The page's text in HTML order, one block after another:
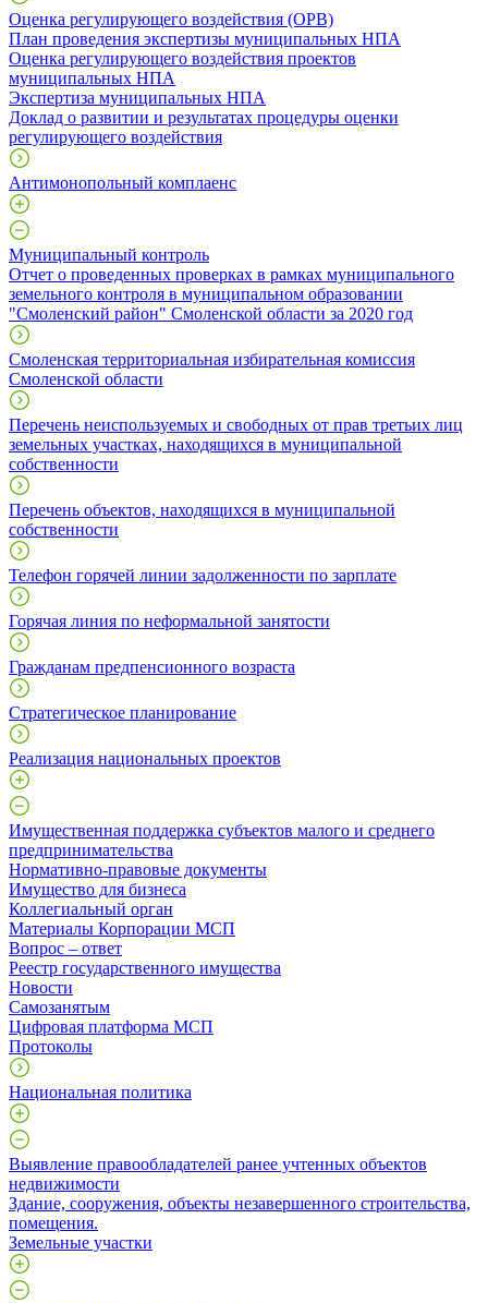
Оценка регулирующего воздействия (ОРВ)
План проведения экспертизы муниципальных НПА
Оценка регулирующего воздействия проектов
муниципальных НПА
Экспертиза муниципальных НПА
Доклад о развитии и результатах процедуры оценки
регулирующего воздействия
Антимонопольный комплаенс
Муниципальный контроль
Отчет о проведенных проверках в рамках муниципального
земельного контроля в муниципальном образовании
"Смоленский район" Смоленской области за 2020 год
Смоленская территориальная избирательная комиссия
Смоленской области
Перечень неиспользуемых и свободных от прав третьих лиц
земельных участках, находящихся в муниципальной
собственности
Перечень объектов, находящихся в муниципальной
собственности
Телефон горячей линии задолженности по зарплате
Горячая линия по неформальной занятости
Гражданам предпенсионного возраста
Стратегическое планирование
Реализация национальных проектов
Имущественная поддержка субъектов малого и среднего
предпринимательства
Нормативно-правовые документы
Имущество для бизнеса
Коллегиальный орган
Материалы Корпорации МСП
Вопрос – ответ
Реестр государственного имущества
Новости
Самозанятым
Цифровая платформа МСП
Протоколы
Национальная политика
Выявление правообладателей ранее учтенных объектов
недвижимости
​Здание, сооружения, объекты незавершенного строительства,
помещения.
Земельные участки